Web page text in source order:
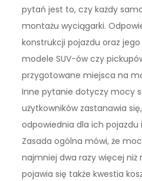
pytań jest to, czy każdy
montażu wyciągarki.
konstrukcji pojazdu oraz
modele SUV-ów czy
przygotowane miejsca na
Inne pytanie dotyczy mocy
użytkowników zastanawia
odpowiednia dla ich
Zasada ogólna mówi, że
najmniej dwa razy więcej niż
pojawia się także kwestia